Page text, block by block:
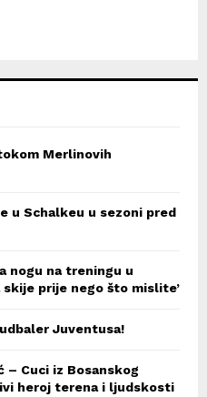
Merlinovih
u Schalkeu u sezoni pred
nogu na treningu u
skije prije nego što mislite’
Juventusa!
– Cuci iz Bosanskog
heroj terena i ljudskosti